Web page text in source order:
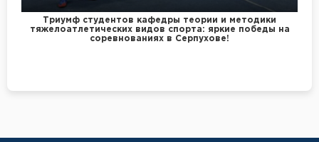
Триумф студентов кафедры теории и методики
тяжелоатлетических видов спорта: яркие победы на
соревнованиях в Серпухове!